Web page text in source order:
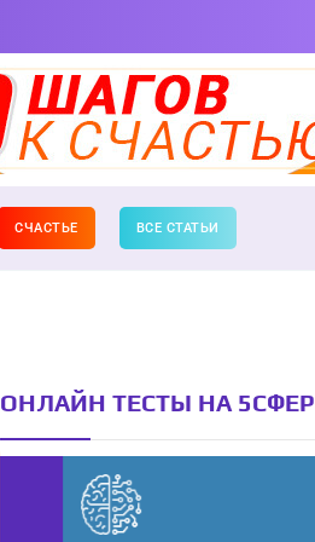
СЧАСТЬЕ ВСЕ СТАТЬИ
ОНЛАЙН ТЕСТЫ НА 5СФЕР